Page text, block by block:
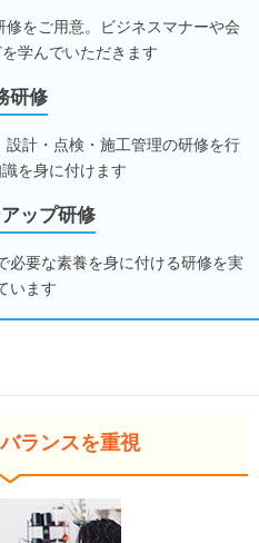
をご用意。ビジネスマナーや会
学んでいただきます
研修
計・点検・施工管理の研修を行
を身に付けます
ップ研修
必要な素養を身に付ける研修を実
います
ランスを重視